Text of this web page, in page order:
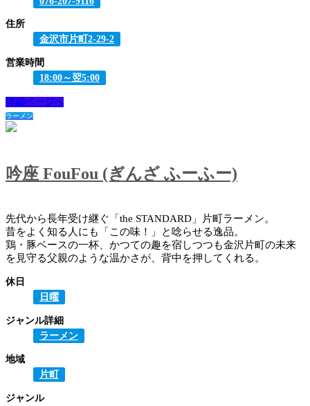
住所
金沢市片町2-29-2
営業時間
18:00～翌5:00
詳細ページへ
ラーメン
吟座 FouFou (ぎんざ ふーふー)
先代から長年受け継ぐ「the STANDARD」片町ラーメン。
昔をよく知る人にも「この味！」と唸らせる逸品。
鶏・豚ベースの一杯、かつての趣を宿しつつも金沢片町の未来
を見守る父親のような温かさが、背中を押してくれる。
休日
日曜
ジャンル詳細
ラーメン
地域
片町
ジャンル